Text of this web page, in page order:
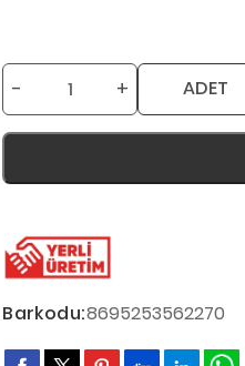
- + ADET
Barkodu:8695253562270